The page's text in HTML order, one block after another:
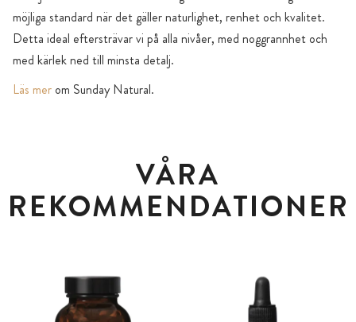
möjliga standard när det gäller naturlighet, renhet och kvalitet.
Detta ideal eftersträvar vi på alla nivåer, med noggrannhet och
med kärlek ned till minsta detalj.
Läs mer om Sunday Natural.
VÅRA
REKOMMENDATIONER